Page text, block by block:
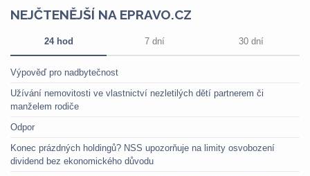
NEJČTENĚJŠÍ NA EPRAVO.CZ
24 hod 7 dní 30 dní
Výpověď pro nadbytečnost
Užívání nemovitosti ve vlastnictví nezletilých dětí partnerem či
manželem rodiče
Odpor
Konec prázdných holdingů? NSS upozorňuje na limity osvobození
dividend bez ekonomického důvodu